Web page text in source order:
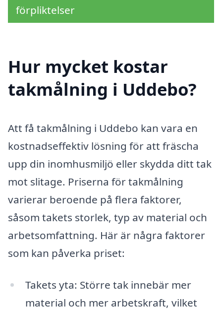
förpliktelser
Hur mycket kostar
takmålning i Uddebo?
Att få takmålning i Uddebo kan vara en
kostnadseffektiv lösning för att fräscha
upp din inomhusmiljö eller skydda ditt tak
mot slitage. Priserna för takmålning
varierar beroende på flera faktorer,
såsom takets storlek, typ av material och
arbetsomfattning. Här är några faktorer
som kan påverka priset:
Takets yta: Större tak innebär mer
material och mer arbetskraft, vilket